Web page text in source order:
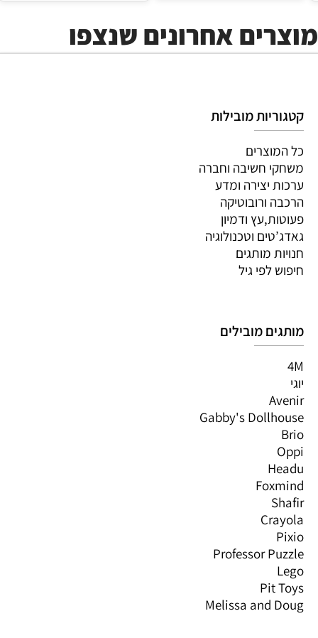
מוצרים אחרונים שנצפו
קטגוריות מובילות
כל המוצרים
משחקי חשיבה וחברה
ערכות יצירה ומדע
הרכבה ורובוטיקה
פעוטות,עץ ודמיון
גאדג’טים וטכנולוגיה
חנויות מותגים
חיפוש לפי גיל
מותגים מובילים
4M
יוגי
Avenir
Gabby's Dollhouse
Brio
Oppi
Headu
Foxmind
Shafir
Crayola
Pixio
Professor Puzzle
Lego
Pit Toys
Melissa and Doug